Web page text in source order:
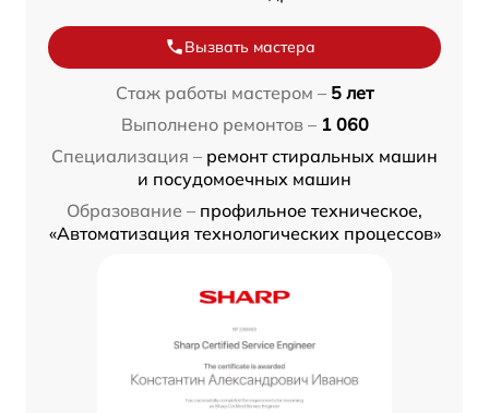
Вызвать мастера
Стаж работы мастером – 5 лет
Выполнено ремонтов – 1 060
Специализация – ремонт стиральных машин
и посудомоечных машин
Образование – профильное техническое,
«Автоматизация технологических процессов»